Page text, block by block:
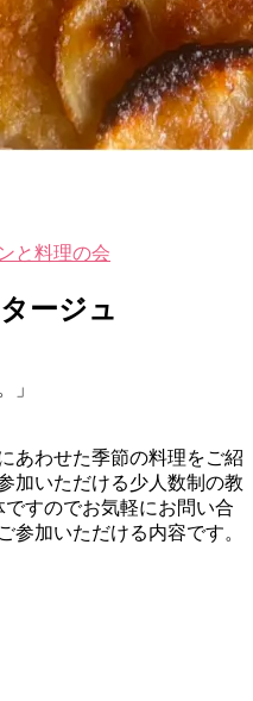
と料理の会
ージュ
」
あわせた季節の料理をご紹
加いただける少人数制の教
すのでお気軽にお問い合
加いただける内容です。